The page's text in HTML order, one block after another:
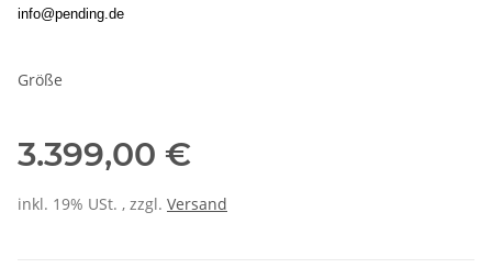
info@pending.de
Größe
3.399,00 €
inkl. 19% USt. , zzgl. Versand